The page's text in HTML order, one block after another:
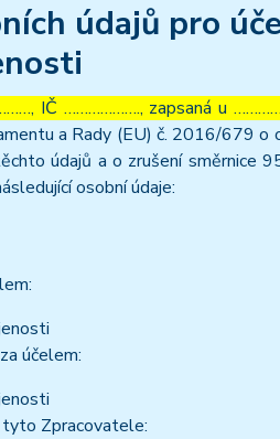
údajů pro
IČ ………………., zapsaná u
a Rady (EU) č. 2016/679 o
údajů a o zrušení směrnice
osobní údaje:
účelem:
tyto Zpracovatele: